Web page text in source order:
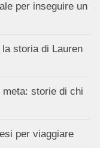
per inseguire un
storia di Lauren
storie di chi
per viaggiare